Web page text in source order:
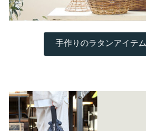
手作りのラタンアイテ